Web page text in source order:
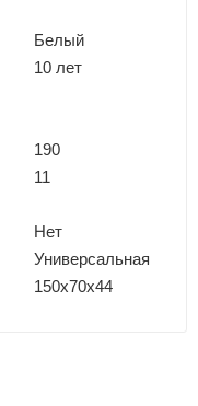
Белый
10 лет
190
11
Нет
Универсальная
150x70x44